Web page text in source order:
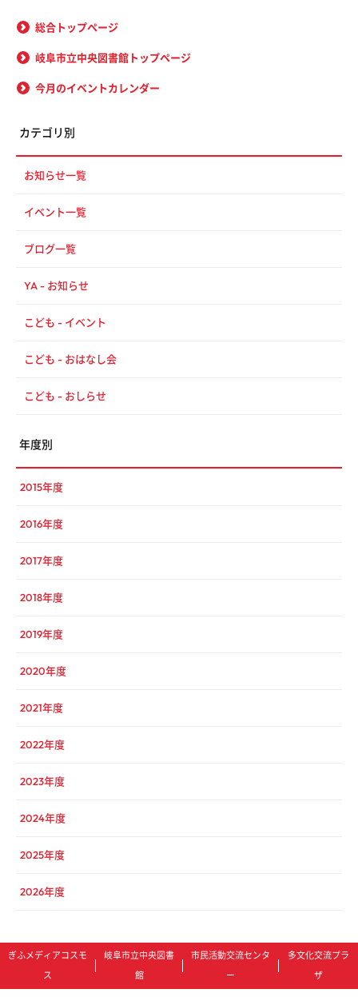
総合トップページ
岐阜市立中央図書館トップページ
今月のイベントカレンダー
カテゴリ別
お知らせ一覧
イベント一覧
ブログ一覧
YA - お知らせ
こども - イベント
こども - おはなし会
こども - おしらせ
年度別
2015年度
2016年度
2017年度
2018年度
2019年度
2020年度
2021年度
2022年度
2023年度
2024年度
2025年度
2026年度
ぎふメディアコスモ
ス
岐阜市立中央図書
館
市民活動交流センタ
ー
多文化交流プラ
ザ